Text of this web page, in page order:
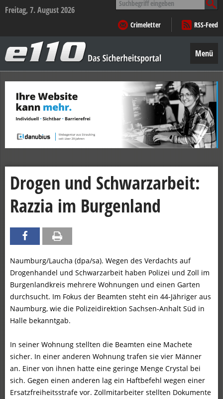
Freitag, 7. August 2026
nach:
Crimeletter
RSS-Feed
–
Das
Sicherheitsportal
Menü
Zum
Inhalt
springen
Drogen und Schwarzarbeit:
Razzia im Burgenland
Naumburg/Laucha (dpa/sa). Wegen des Verdachts auf
Drogenhandel und Schwarzarbeit haben Polizei und Zoll im
Burgenlandkreis mehrere Wohnungen und einen Garten
durchsucht. Im Fokus der Beamten steht ein 44-Jähriger aus
Naumburg, wie die Polizeidirektion Sachsen-Anhalt Süd in
Halle bekanntgab.
In seiner Wohnung stellten die Beamten eine Machete
sicher. In einer anderen Wohnung trafen sie vier Männer
an. Einer von ihnen hatte eine geringe Menge Crystal bei
sich. Gegen einen anderen lag ein Haftbefehl wegen einer
Ersatzfreiheitsstrafe vor. Zollmitarbeiter stellten Dokumente